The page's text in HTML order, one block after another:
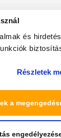
és
vagy
gyűjtöttek.
Részletek
a